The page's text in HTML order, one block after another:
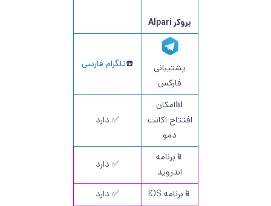
بروکر Alpari
پشتیبانی
فارکس
☎️تلگرام فارسی
📊امکان
افتتاح اکانت
دمو
✅ دارد
📱برنامه
اندروید
✅ دارد
📱برنامه IOS
✅ دارد